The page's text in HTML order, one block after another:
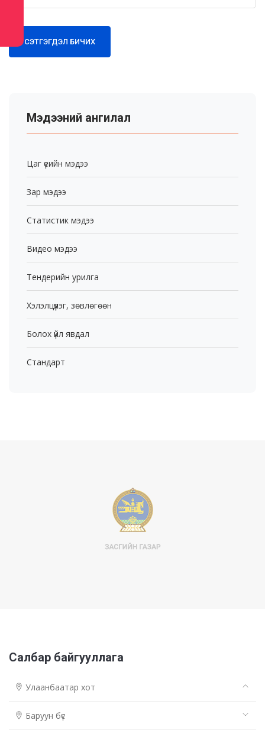
СЭТГЭГДЭЛ БИЧИХ
Мэдээний ангилал
Цаг үеийн мэдээ
Зар мэдээ
Статистик мэдээ
Видео мэдээ
Тендерийн урилга
Хэлэлцүүлэг, зөвлөгөөн
Болох үйл явдал
Стандарт
Салбар байгууллага
Улаанбаатар хот
Баруун бүс